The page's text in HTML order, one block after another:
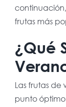
frutas más
¿Qué
Las frutas de
punto